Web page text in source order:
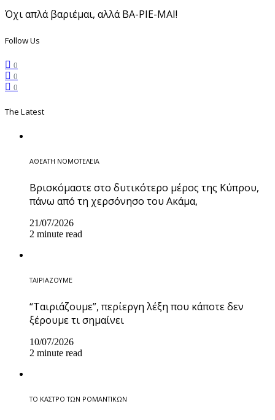
Όχι απλά βαριέμαι, αλλά ΒΑ-ΡΙΕ-ΜΑΙ!
Follow Us
0
0
0
The Latest
ΑΘΕΑΤΗ ΝΟΜΟΤΕΛΕΙΑ
Βρισκόμαστε στο δυτικότερο μέρος της Κύπρου,
πάνω από τη χερσόνησο του Ακάμα,
21/07/2026
2 minute read
ΤΑΙΡΙΑΖΟΥΜΕ
“Ταιριάζουμε”, περίεργη λέξη που κάποτε δεν
ξέρουμε τι σημαίνει
10/07/2026
2 minute read
ΤΟ ΚΑΣΤΡΟ ΤΩΝ ΡΟΜΑΝΤΙΚΩΝ